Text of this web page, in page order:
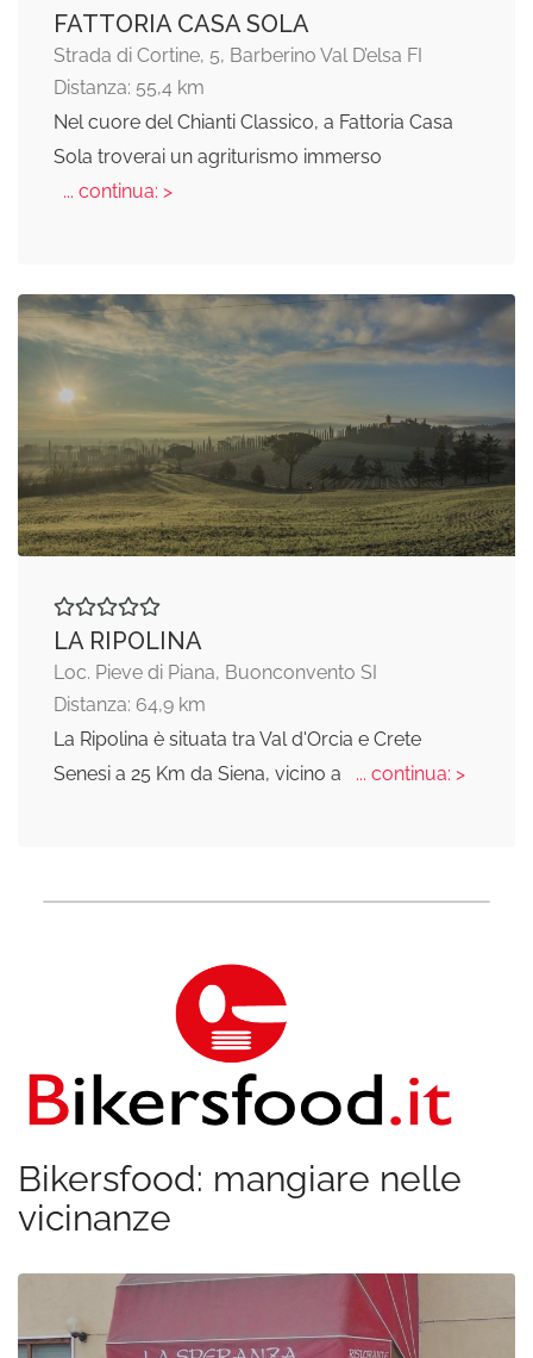
FATTORIA CASA SOLA
Strada di Cortine, 5, Barberino Val D’elsa FI
Distanza: 55,4 km
Nel cuore del Chianti Classico, a Fattoria Casa
Sola troverai un agriturismo immerso
... continua: >
LA RIPOLINA
Loc. Pieve di Piana, Buonconvento SI
Distanza: 64,9 km
La Ripolina è situata tra Val d'Orcia e Crete
Senesi a 25 Km da Siena, vicino a
... continua: >
Bikersfood: mangiare nelle
vicinanze